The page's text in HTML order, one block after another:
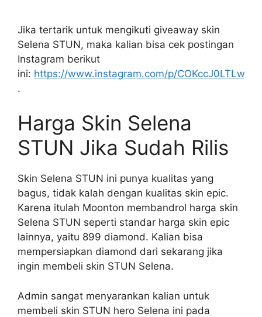
Jika tertarik untuk mengikuti giveaway skin
Selena STUN, maka kalian bisa cek postingan
Instagram berikut
ini: https://www.instagram.com/p/COKccJ0LTLw
.
Harga Skin Selena
STUN Jika Sudah Rilis
Skin Selena STUN ini punya kualitas yang
bagus, tidak kalah dengan kualitas skin epic.
Karena itulah Moonton membandrol harga skin
Selena STUN seperti standar harga skin epic
lainnya, yaitu 899 diamond. Kalian bisa
mempersiapkan diamond dari sekarang jika
ingin membeli skin STUN Selena.
Admin sangat menyarankan kalian untuk
membeli skin STUN hero Selena ini pada